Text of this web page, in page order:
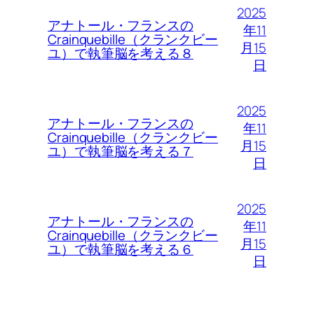
アナトール・フランスの
Crainquebille（クランクビー
ユ）で執筆脳を考える８
2025
年11
月15
日
アナトール・フランスの
Crainquebille（クランクビー
ユ）で執筆脳を考える７
2025
年11
月15
日
アナトール・フランスの
Crainquebille（クランクビー
ユ）で執筆脳を考える６
2025
年11
月15
日